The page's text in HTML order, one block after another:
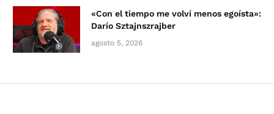
«Con el tiempo me volví menos egoísta»:
Darío Sztajnszrajber
agosto 5, 2026